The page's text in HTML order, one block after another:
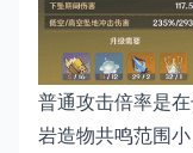
普通攻击倍率是
岩造物共鸣范围